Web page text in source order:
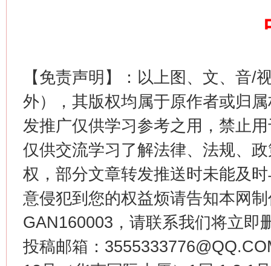
【免责声明】：以上图、文、音/
外），其版权均属于原作者或归
发推广仅供学习参考之用，禁止
仅供交流学习了解法律、法规、
权，部分文章转发推送时未能及
意侵犯到您的权益烦请告知本网
GAN160003，请联系我们将立即
投稿邮箱：
在谋一域中谋全局
今